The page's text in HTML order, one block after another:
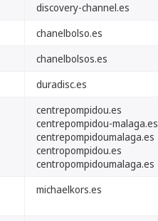
discovery-channel.es
chanelbolso.es
chanelbolsos.es
duradisc.es
centrepompidou.es
centrepompidou-malaga.es
centrepompidoumalaga.es
centropompidou.es
centropompidoumalaga.es
michaelkors.es